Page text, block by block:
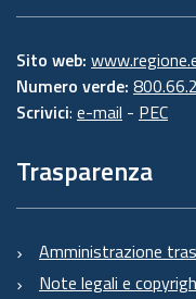
Sito web:
Numero verde:
Scrivici: e-mail - PEC
Trasparenza
Amministrazione
Note legali e